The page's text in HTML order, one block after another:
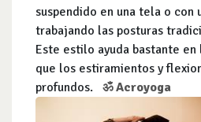
suspendido en una tela o con
trabajando las posturas
Este estilo ayuda bastante en
que los estiramientos y
profundos. ॐ Acroyoga